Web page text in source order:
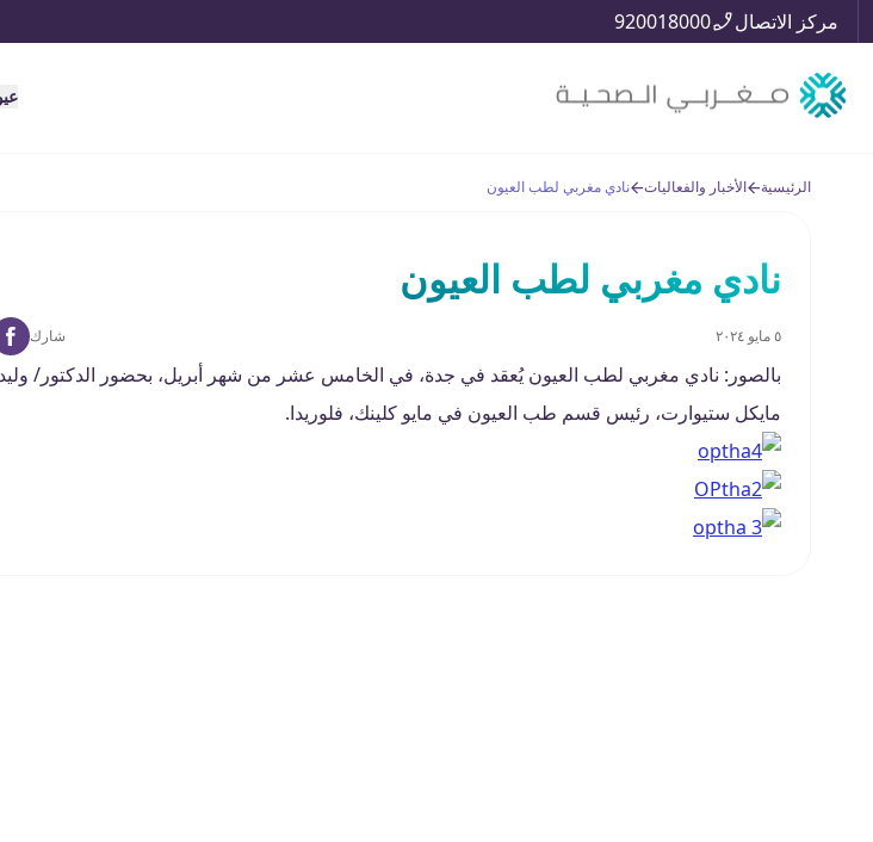
مركز الاتصال 920018000
الرئيسية الأخبار والفعاليات نادي مغربي لطب العيون
نادي مغربي لطب العيون
٥ مايو ٢٠٢٤ شارك
بالصور: نادي مغربي لطب العيون يُعقد في جدة، في الخامس عشر من شهر أبريل، بحضور الدكتور/ وليد
مايكل ستيوارت، رئيس قسم طب العيون في مايو كلينك، فلوريدا.